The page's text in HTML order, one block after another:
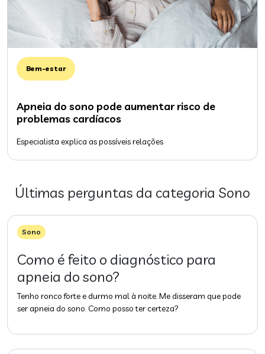
Bem-estar
Apneia do sono pode aumentar risco de
problemas cardíacos
Especialista explica as possíveis relações
Últimas perguntas da categoria Sono
Sono
Como é feito o diagnóstico para
apneia do sono?
Tenho ronco forte e durmo mal à noite. Me disseram que pode
ser apneia do sono. Como posso ter certeza?